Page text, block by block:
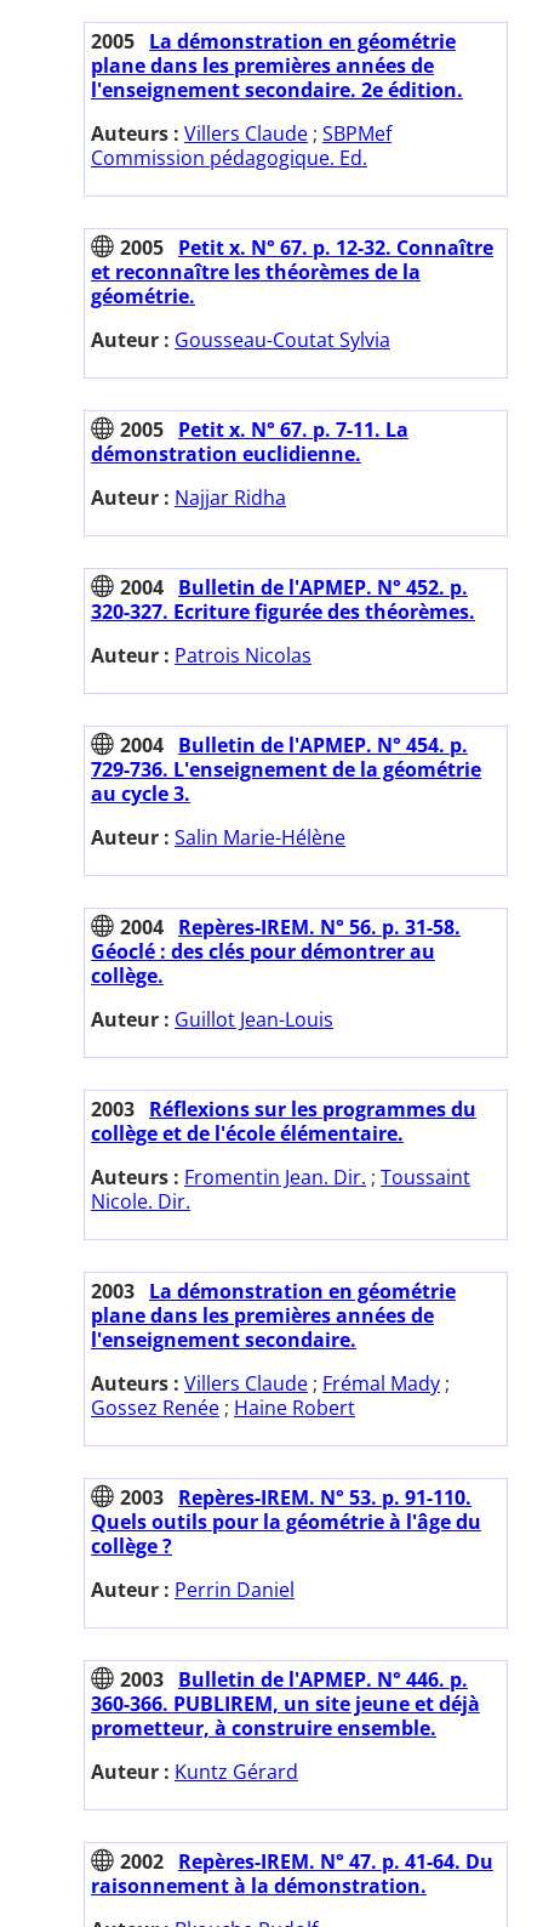
2005 La démonstration en géométrie
plane dans les premières années de
l'enseignement secondaire. 2e édition.
Auteurs : Villers Claude ; SBPMef
Commission pédagogique. Ed.
2005 Petit x. N° 67. p. 12-32. Connaître
et reconnaître les théorèmes de la
géométrie.
Auteur : Gousseau-Coutat Sylvia
2005 Petit x. N° 67. p. 7-11. La
démonstration euclidienne.
Auteur : Najjar Ridha
2004 Bulletin de l'APMEP. N° 452. p.
320-327. Ecriture figurée des théorèmes.
Auteur : Patrois Nicolas
2004 Bulletin de l'APMEP. N° 454. p.
729-736. L'enseignement de la géométrie
au cycle 3.
Auteur : Salin Marie-Hélène
2004 Repères-IREM. N° 56. p. 31-58.
Géoclé : des clés pour démontrer au
collège.
Auteur : Guillot Jean-Louis
2003 Réflexions sur les programmes du
collège et de l'école élémentaire.
Auteurs : Fromentin Jean. Dir. ; Toussaint
Nicole. Dir.
2003 La démonstration en géométrie
plane dans les premières années de
l'enseignement secondaire.
Auteurs : Villers Claude ; Frémal Mady ;
Gossez Renée ; Haine Robert
2003 Repères-IREM. N° 53. p. 91-110.
Quels outils pour la géométrie à l'âge du
collège ?
Auteur : Perrin Daniel
2003 Bulletin de l'APMEP. N° 446. p.
360-366. PUBLIREM, un site jeune et déjà
prometteur, à construire ensemble.
Auteur : Kuntz Gérard
2002 Repères-IREM. N° 47. p. 41-64. Du
raisonnement à la démonstration.